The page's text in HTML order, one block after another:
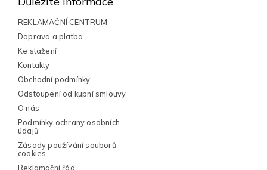
REKLAMAČNÍ CENTRUM
Doprava a platba
Ke stažení
Kontakty
Obchodní podmínky
Odstoupení od kupní smlouvy
O nás
Podmínky ochrany osobních
údajů
Zásady používání souborů
cookies
Reklamační řád